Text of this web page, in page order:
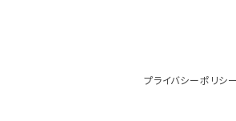
プライバシーポリシー